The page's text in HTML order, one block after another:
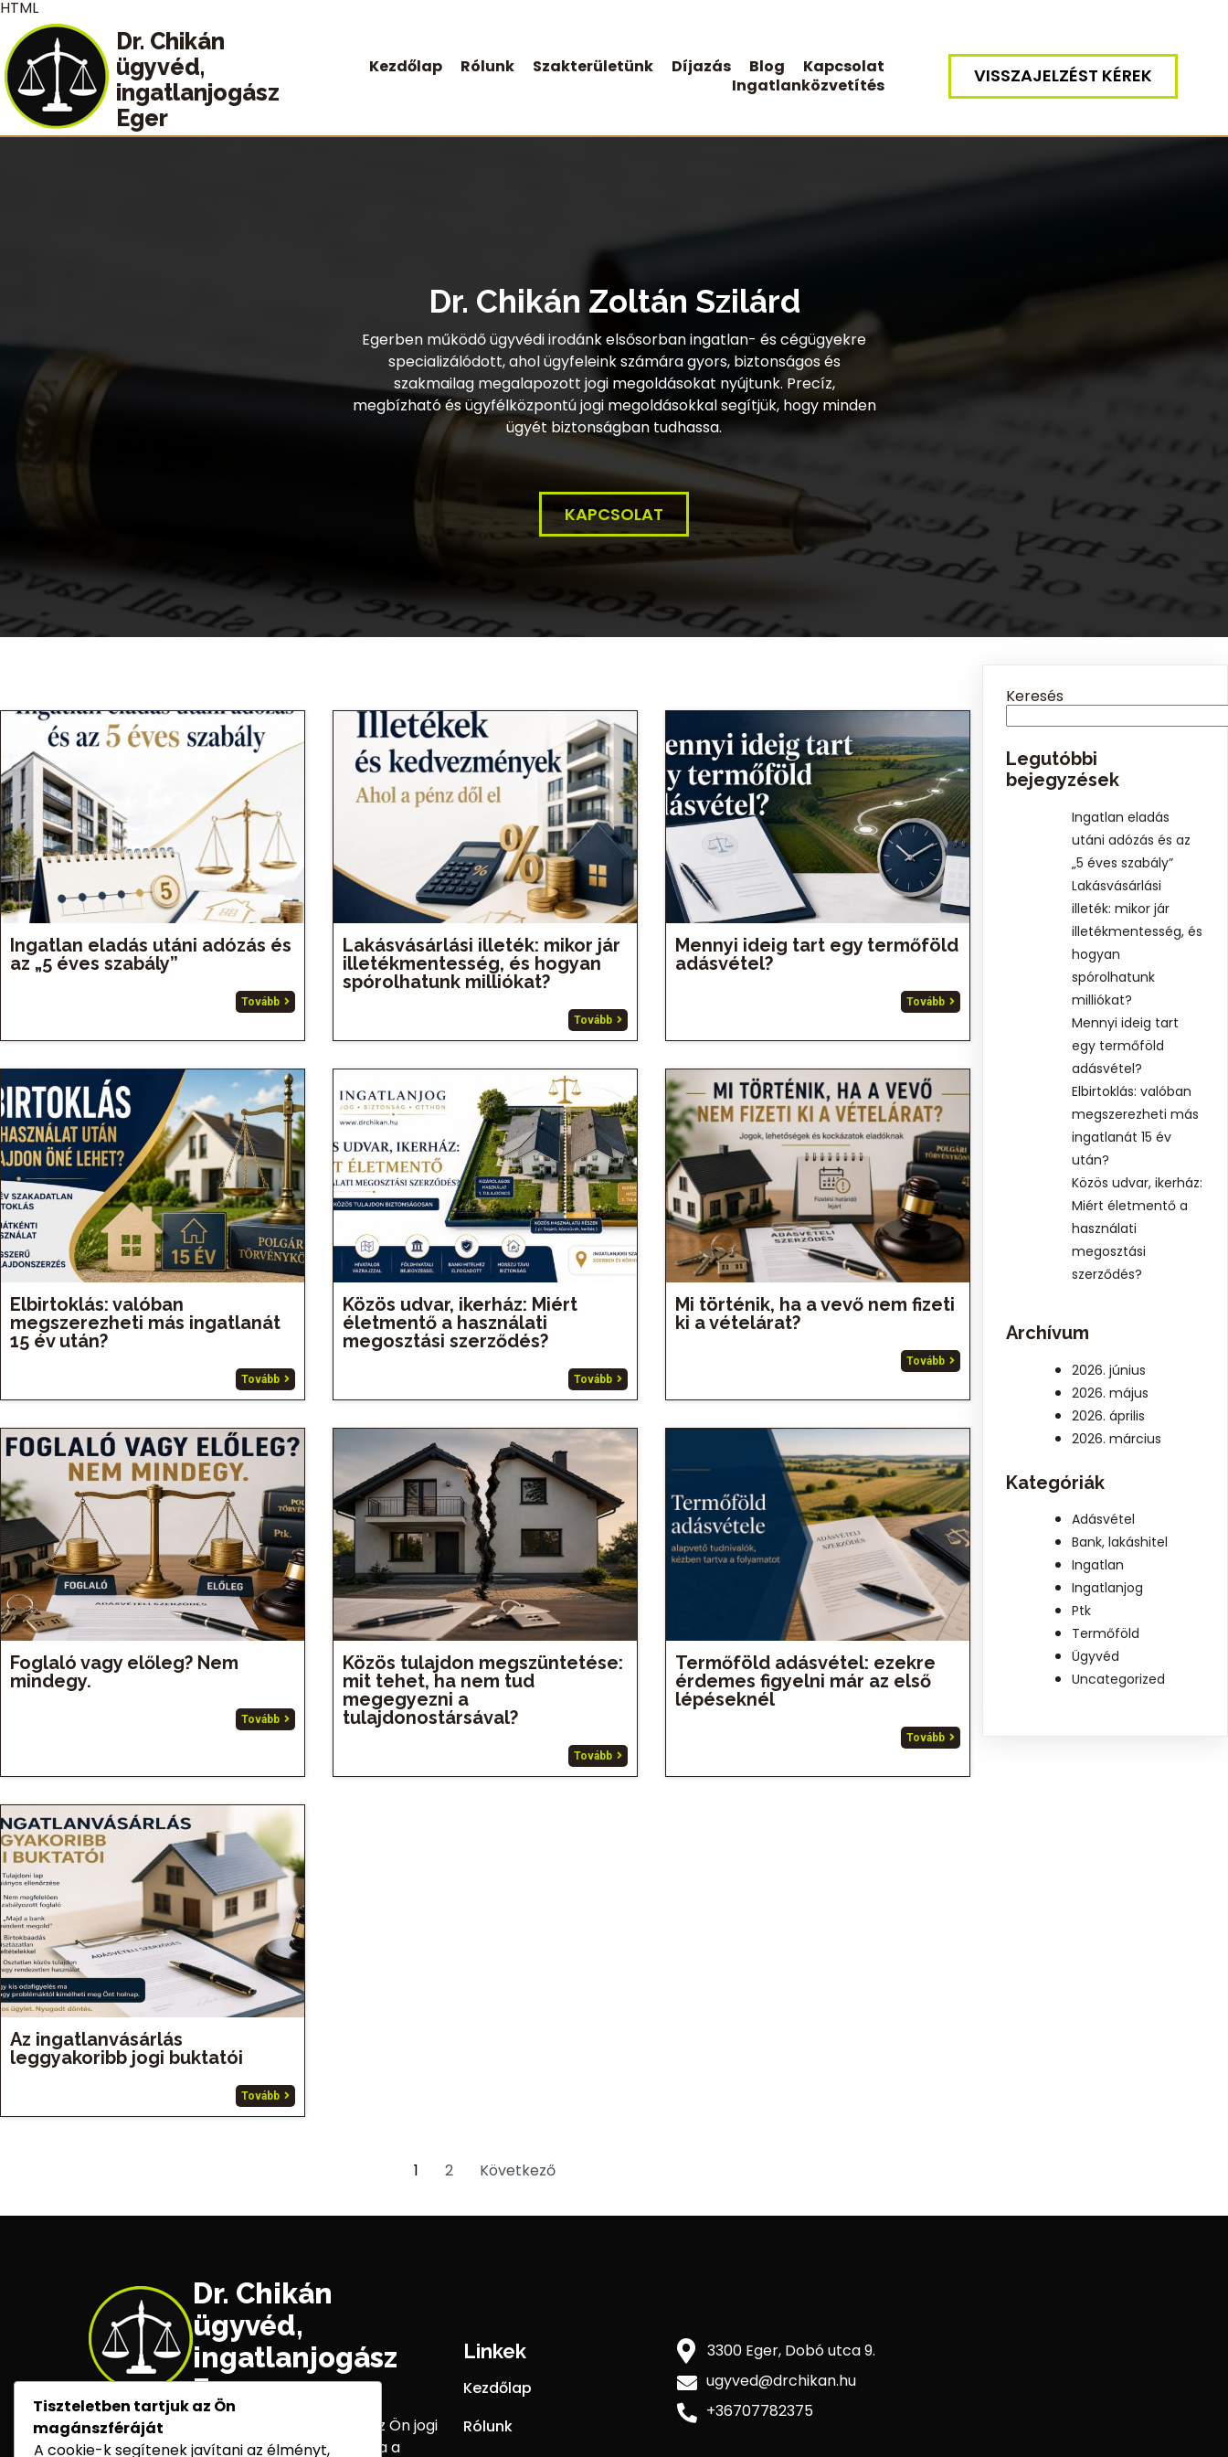
HTML
Dr. Chikán
ügyvéd,
ingatlanjogász
Eger
Kezdőlap Rólunk Szakterületünk Díjazás Blog
Kapcsolat
Ingatlanközvetítés
VISSZAJELZÉST KÉREK
Dr. Chikán Zoltán Szilárd
Egerben működő ügyvédi irodánk elsősorban ingatlan- és cégügyekre
specializálódott, ahol ügyfeleink számára gyors, biztonságos és
szakmailag megalapozott jogi megoldásokat nyújtunk. Precíz,
megbízható és ügyfélközpontú jogi megoldásokkal segítjük, hogy minden
ügyét biztonságban tudhassa.
KAPCSOLAT
Ingatlan eladás utáni adózás és
az „5 éves szabály”
Tovább
Lakásvásárlási illeték: mikor jár
illetékmentesség, és hogyan
spórolhatunk milliókat?
Tovább
Mennyi ideig tart egy termőföld
adásvétel?
Tovább
Elbirtoklás: valóban
megszerezheti más ingatlanát
15 év után?
Tovább
Közös udvar, ikerház: Miért
életmentő a használati
megosztási szerződés?
Tovább
Mi történik, ha a vevő nem fizeti
ki a vételárat?
Tovább
Foglaló vagy előleg? Nem
mindegy.
Tovább
Közös tulajdon megszüntetése:
mit tehet, ha nem tud
megegyezni a
tulajdonostársával?
Tovább
Termőföld adásvétel: ezekre
érdemes figyelni már az első
lépéseknél
Tovább
Az ingatlanvásárlás
leggyakoribb jogi buktatói
Tovább
1 2 Következő
Keresés
Legutóbbi
bejegyzések
Ingatlan eladás
utáni adózás és az
„5 éves szabály”
Lakásvásárlási
illeték: mikor jár
illetékmentesség, és
hogyan
spórolhatunk
milliókat?
Mennyi ideig tart
egy termőföld
adásvétel?
Elbirtoklás: valóban
megszerezheti más
ingatlanát 15 év
után?
Közös udvar, ikerház:
Miért életmentő a
használati
megosztási
szerződés?
Archívum
2026. június
2026. május
2026. április
2026. március
Kategóriák
Adásvétel
Bank, lakáshitel
Ingatlan
Ingatlanjog
Ptk
Termőföld
Ügyvéd
Uncategorized
Dr. Chikán
ügyvéd,
ingatlanjogász
Eger
A Dr. Chikán ügyvédi iroda elkötelezett az Ön jogi
érdekének képviselete mellett, biztosítva a
Linkek
Kezdőlap
Rólunk
3300 Eger, Dobó utca 9.
ugyved@drchikan.hu
+36707782375
Tiszteletben tartjuk az Ön
magánszféráját
A cookie-k segítenek javítani az élményt,